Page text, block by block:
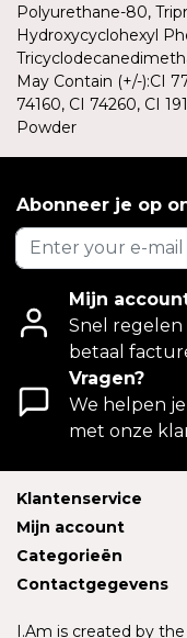
Polyurethane-80,
Hydroxycyclohexyl
May Contain (+/-):CI
74160, CI 74260, CI
Powder
Abonneer je op
Mijn
Snel regelen
betaal
Vragen?
We helpen
met onze
Klantenservice
Mijn account
Categorieën
Contactgegevens
I.Am is created by